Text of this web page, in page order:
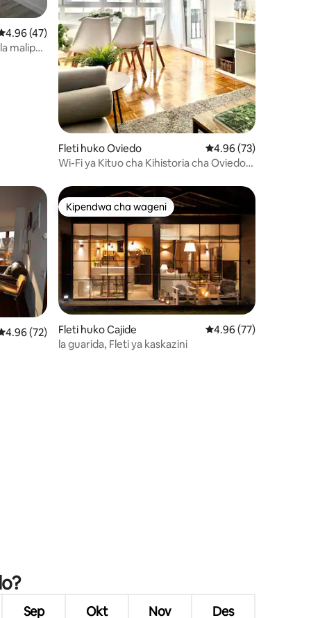
50 wa wastani wa 4.96 kati ya 5, tathmini 47
4.96 (47)
malipo
Fleti huko Oviedo Ukadiriaji wa wastani
4.96 (73)
Wi-Fi ya Kituo cha Kihistoria cha Oviedo
90
wa wastani wa 4.96 kati ya 5, tathmini 72
4.96 (72)
Kipendwa cha wageni
Kipendwa cha wageni
Fleti huko Cajide Ukadiriaji wa wastani
4.96 (77)
la guarida, Fleti ya kaskazini
Sep Okt Nov Des